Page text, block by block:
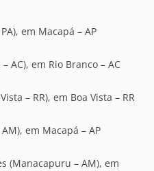
em Macapá – AP
AC), em Rio Branco – AC
– RR), em Boa Vista – RR
em Macapá – AP
(Manacapuru – AM), em